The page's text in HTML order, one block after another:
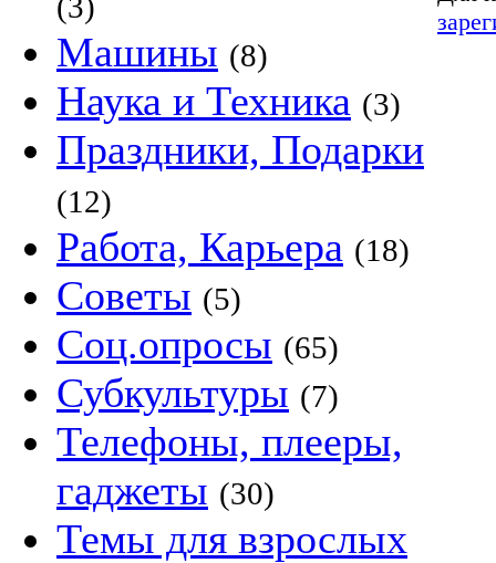
Машины (8)
Наука и Техника (3)
Праздники, Подарки
(12)
Работа, Карьера (18)
Советы (5)
Соц.опросы (65)
Субкультуры (7)
Телефоны, плееры,
гаджеты (30)
Темы для взрослых